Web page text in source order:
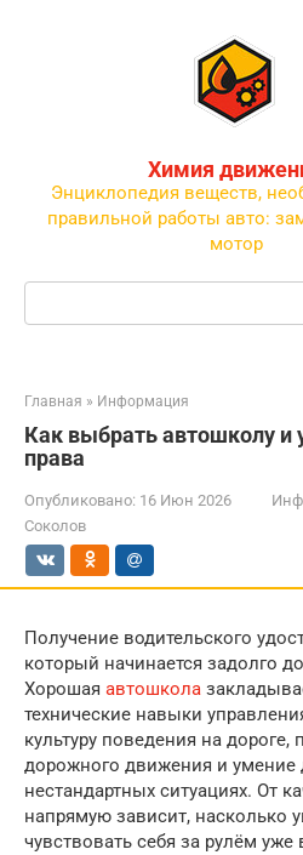
Химия
Энциклопедия веществ,
правильной работы авто:
мотор
Поиск:
Главная » Информация
Как выбрать автошколу и
права
Опубликовано: 16 Июн 2026
Соколов
Получение водительского
который начинается задолго
Хорошая автошкола
технические навыки
культуру поведения на
дорожного движения и умение
нестандартных ситуациях. От
напрямую зависит, насколько
чувствовать себя за рулём